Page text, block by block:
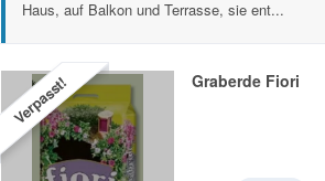
Haus, auf Balkon und Terrasse, sie ent...
Verpasst! Graberde Fiori